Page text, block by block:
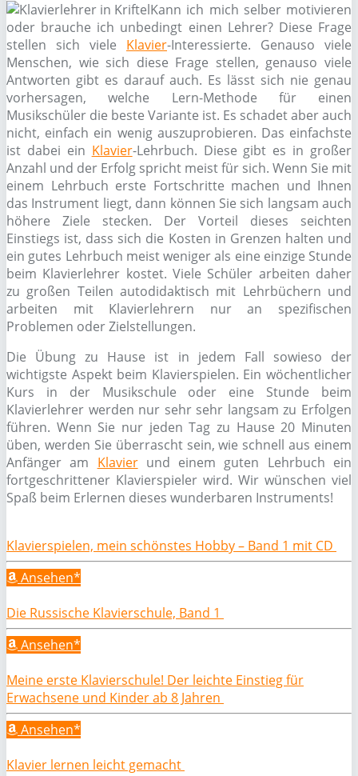
Kann ich mich selber motivieren
oder brauche ich unbedingt einen Lehrer? Diese Frage
stellen sich viele Klavier-Interessierte. Genauso viele
Menschen, wie sich diese Frage stellen, genauso viele
Antworten gibt es darauf auch. Es lässt sich nie genau
vorhersagen, welche Lern-Methode für einen
Musikschüler die beste Variante ist. Es schadet aber auch
nicht, einfach ein wenig auszuprobieren. Das einfachste
ist dabei ein Klavier-Lehrbuch. Diese gibt es in großer
Anzahl und der Erfolg spricht meist für sich. Wenn Sie mit
einem Lehrbuch erste Fortschritte machen und Ihnen
das Instrument liegt, dann können Sie sich langsam auch
höhere Ziele stecken. Der Vorteil dieses seichten
Einstiegs ist, dass sich die Kosten in Grenzen halten und
ein gutes Lehrbuch meist weniger als eine einzige Stunde
beim Klavierlehrer kostet. Viele Schüler arbeiten daher
zu großen Teilen autodidaktisch mit Lehrbüchern und
arbeiten mit Klavierlehrern nur an spezifischen
Problemen oder Zielstellungen.
Die Übung zu Hause ist in jedem Fall sowieso der
wichtigste Aspekt beim Klavierspielen. Ein wöchentlicher
Kurs in der Musikschule oder eine Stunde beim
Klavierlehrer werden nur sehr sehr langsam zu Erfolgen
führen. Wenn Sie nur jeden Tag zu Hause 20 Minuten
üben, werden Sie überrascht sein, wie schnell aus einem
Anfänger am Klavierund einem guten Lehrbuch ein
fortgeschrittener Klavierspieler wird. Wir wünschen viel
Spaß beim Erlernen dieses wunderbaren Instruments!
Klavierspielen, mein schönstes Hobby – Band 1 mit CD
Ansehen*
Die Russische Klavierschule, Band 1
Ansehen*
Meine erste Klavierschule! Der leichte Einstieg für
Erwachsene und Kinder ab 8 Jahren
Ansehen*
Klavier lernen leicht gemacht